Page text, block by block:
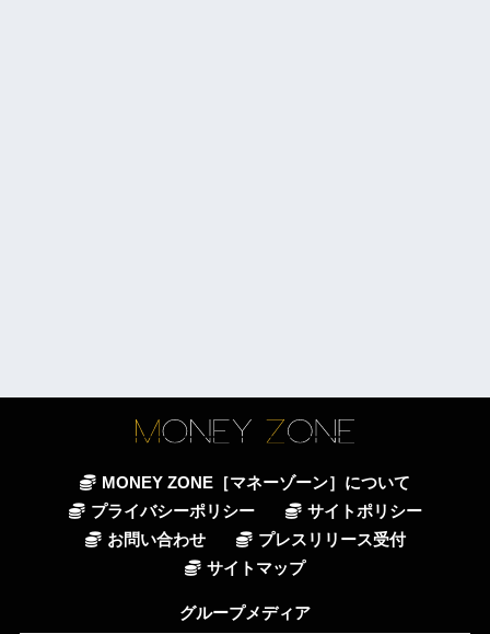
MONEY ZONE［マネーゾーン］について
プライバシーポリシー
サイトポリシー
お問い合わせ
プレスリリース受付
サイトマップ
グループメディア